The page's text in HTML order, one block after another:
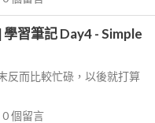
習筆記 Day4 - Simple
反而比較忙碌，以後就打算
0個留言